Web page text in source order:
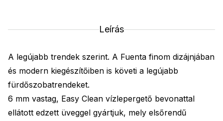
Leírás
A legújabb trendek szerint. A Fuenta finom dizájnjában
és modern kiegészítőiben is követi a legújabb
fürdőszobatrendeket.
6 mm vastag, Easy Clean vízlepergető bevonattal
ellátott edzett üveggel gyártjuk, mely elsőrendű